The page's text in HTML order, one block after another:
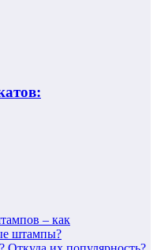
– как
штампы?